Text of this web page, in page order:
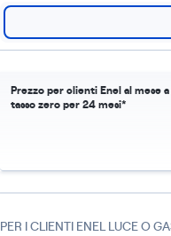
Prezzo per clienti Enel al mese a
tasso zero per 24 mesi*
PER I CLIENTI ENEL LUCE O